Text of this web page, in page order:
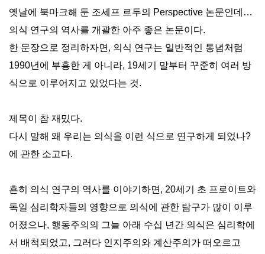
옛날에 북마크해 둔 조세프 르두의 Perspective 논문인데…
의식 연구의 역사를 개괄한 아주 좋은 논문이다.
한 문장으로 정리하자면, 의식 연구는 일반적인 통념처럼
1990년에 부흥한 게 아니라, 19세기 말부터 꾸준히 여러 방
식으로 이루어지고 있었다는 것.
제목이 참 재밌다.
다시 말해 왜 우리는 의식을 이런 식으로 연구하게 되었나?
에 관한 소고다.
흔히 의식 연구의 역사를 이야기하면, 20세기 초 프로이트와
독일 심리학자들의 영향으로 의식에 관한 탐구가 많이 이루
어졌으나, 행동주의의 그늘 아래 수십 년간 의식은 심리학에
서 배척되었고, 그러다 인지주의와 계산주의가 떠오르고